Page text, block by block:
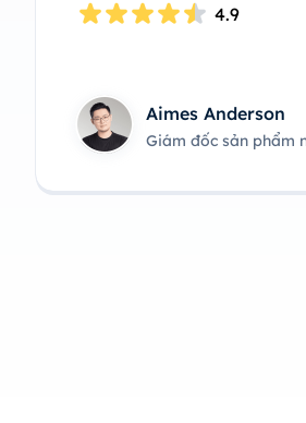
4.9
Aimes Anderson
Giám đốc sản phẩm